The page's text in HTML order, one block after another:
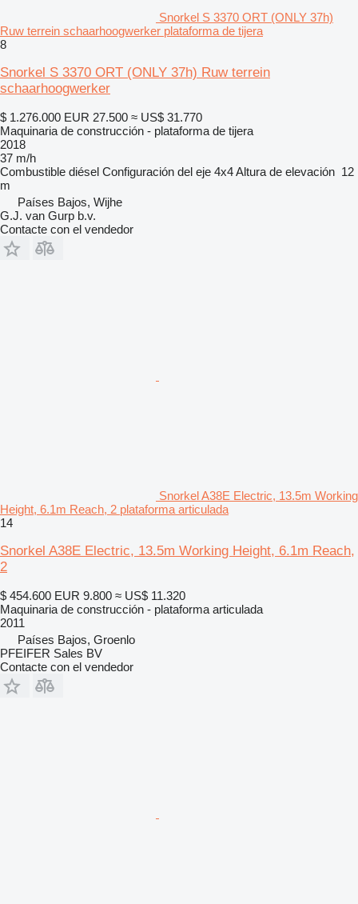
Snorkel S 3370 ORT (ONLY 37h)
Ruw terrein schaarhoogwerker plataforma de tijera
8
Snorkel S 3370 ORT (ONLY 37h) Ruw terrein
schaarhoogwerker
$ 1.276.000 EUR 27.500 ≈ US$ 31.770
Maquinaria de construcción - plataforma de tijera
2018
37 m/h
Combustible diésel Configuración del eje 4x4Altura de elevación 12
m
Países Bajos, Wijhe
G.J. van Gurp b.v.
Contacte con el vendedor
Snorkel A38E Electric, 13.5m Working
Height, 6.1m Reach, 2 plataforma articulada
14
Snorkel A38E Electric, 13.5m Working Height, 6.1m Reach,
2
$ 454.600 EUR 9.800 ≈ US$ 11.320
Maquinaria de construcción - plataforma articulada
2011
Países Bajos, Groenlo
PFEIFER Sales BV
Contacte con el vendedor